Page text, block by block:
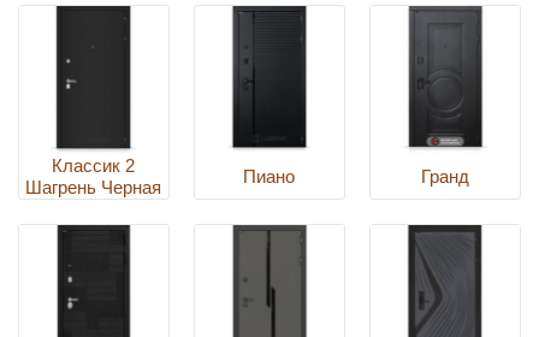
Классик 2
Шагрень Черная
Пиано Гранд